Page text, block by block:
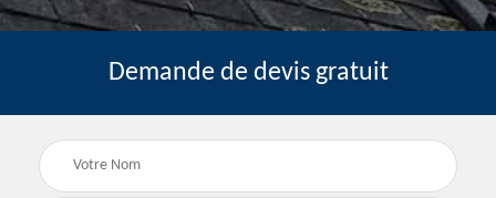
Demande de devis gratuit